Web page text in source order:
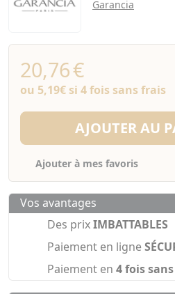
Garancia
20,76€
ou 5,19€ si 4 fois sans frais
AJOUTER AU
Ajouter à mes favoris
Vos avantages
Des prixIMBATTABLES
Paiement en ligne
Paiement en 4 fois